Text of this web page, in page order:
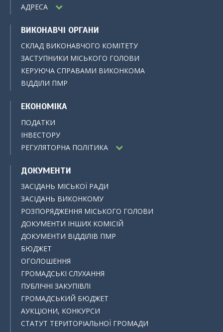
АДРЕСА
ВИКОНАВЧІ ОРГАНИ
СКЛАД ВИКОНАВЧОГО КОМІТЕТУ
ЗАСТУПНИКИ МІСЬКОГО ГОЛОВИ
КЕРУЮЧА СПРАВАМИ ВИКОНКОМА
ВІДДІЛИ ПМР
ЕКОНОМІКА
ПОДАТКИ
ІНВЕСТОРУ
РЕГУЛЯТОРНА ПОЛІТИКА
ДОКУМЕНТИ
ЗАСІДАНЬ МІСЬКОЇ РАДИ
ЗАСІДАНЬ ВИКОНКОМУ
РОЗПОРЯДЖЕННЯ МІСЬКОГО ГОЛОВИ
ДОКУМЕНТИ ІНШИХ КОМІСІЙ
ДОКУМЕНТИ ВІДДІЛІВ ПМР
БЮДЖЕТ
ОГОЛОШЕННЯ
ГРОМАДСЬКІ СЛУХАННЯ
ПУБЛІЧНІ ЗАКУПІВЛІ
ГРОМАДСЬКИЙ БЮДЖЕТ
АУКЦІОНИ, КОНКУРСИ
СТАТУТ ТЕРИТОРІАЛЬНОЇ ГРОМАДИ